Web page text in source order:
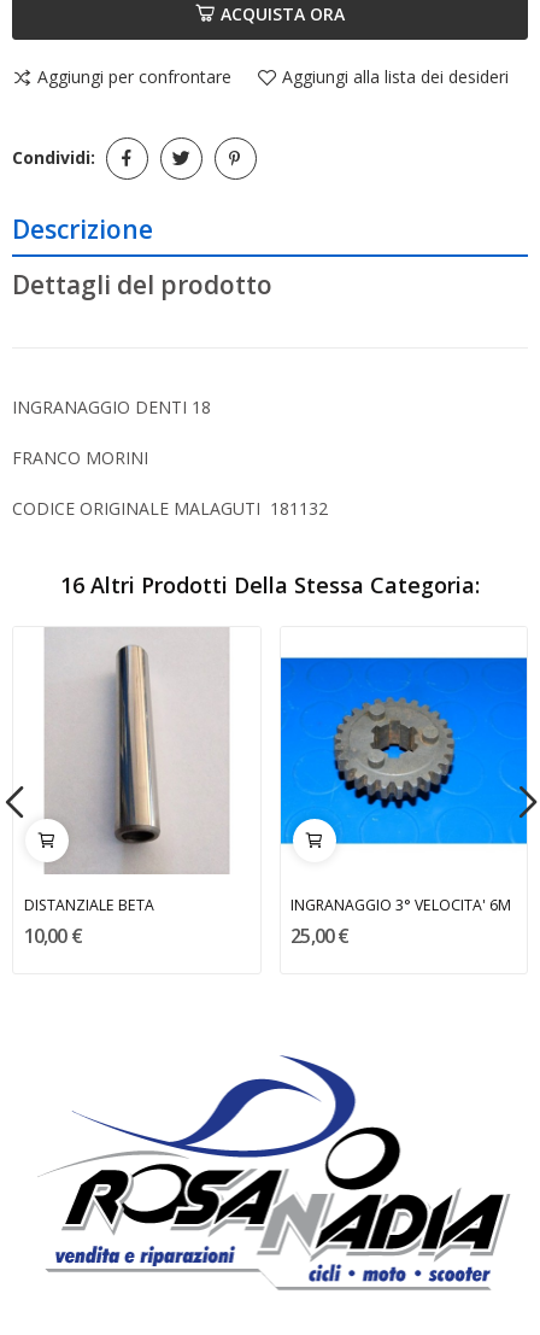
ACQUISTA ORA
Aggiungi per confrontare Aggiungi alla lista dei desideri
Condividi:
Descrizione
Dettagli del prodotto
INGRANAGGIO DENTI 18
FRANCO MORINI
CODICE ORIGINALE MALAGUTI 181132
16 Altri Prodotti Della Stessa Categoria:
DISTANZIALE BETA
10,00 €
INGRANAGGIO 3° VELOCITA' 6M
25,00 €